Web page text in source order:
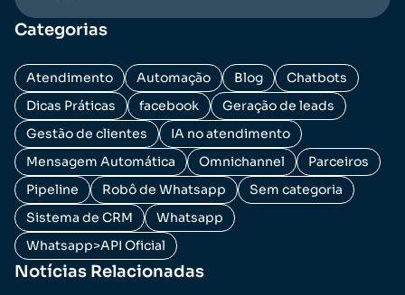
Categorias
Atendimento Automação Blog
Chatbots
Dicas Práticas
facebook
Geração de leads
Gestão de clientes
IA no atendimento
Mensagem Automática
Omnichannel
Parceiros
Pipeline
Robô de Whatsapp
Sem categoria
Sistema de CRM
Whatsapp
Whatsapp>API Oficial
Notícias Relacionadas